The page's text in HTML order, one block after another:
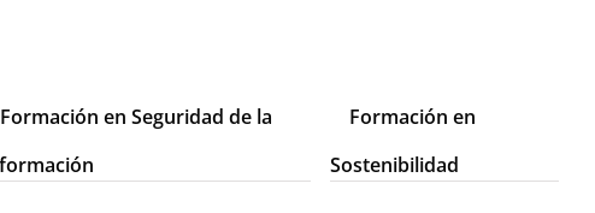
Formación en Seguridad de la
Formación en
Sostenibilidad